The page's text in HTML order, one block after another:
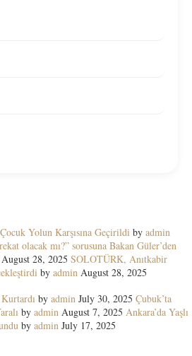
Yolun Karşısına Geçirildi by admin
olacak mı?” sorusuna Bakan Güler’den
August 28, 2025 SOLOTÜRK, Anıtkabir
by admin August 28, 2025
by admin July 30, 2025 Çubuk’ta
by admin August 7, 2025 Ankara’da Yaşlı
by admin July 17, 2025